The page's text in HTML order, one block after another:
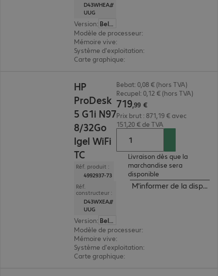
D43WHEA#
UUG
Version:
Belge
Modèle de processeur:
Mémoire vive:
Système d'exploitation:
Carte graphique:
HP
ProDesk
5 G1i N97
8/32Go
Igel WiFi
TC
Réf. produit :
4992937-73
Réf.
constructeur :
D43WXEA#
UUG
Version:
Belge
Modèle de processeur:
Mémoire vive:
Système d'exploitation:
Carte graphique:
Bebat: 0,08 € (hors TVA)
Recupel: 0,12 € (hors TVA)
719,99 €
Prix brut : 871,19 € avec
151,20 € de TVA
Livraison dès que la
marchandise sera
disponible
M'informer de la